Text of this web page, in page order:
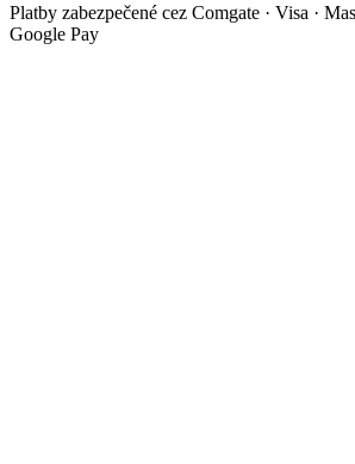
Platby zabezpečené cez Comgate · Visa ·
Google Pay